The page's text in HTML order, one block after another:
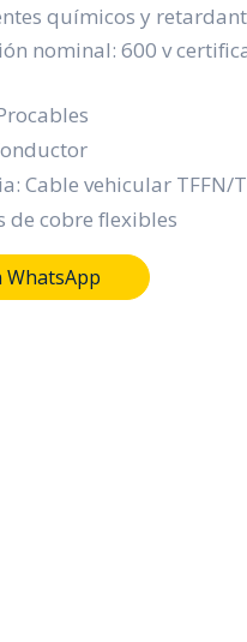
químicos y
nominal: 600 v
Cable vehicular TFFN/
de cobre flexibles
WhatsApp